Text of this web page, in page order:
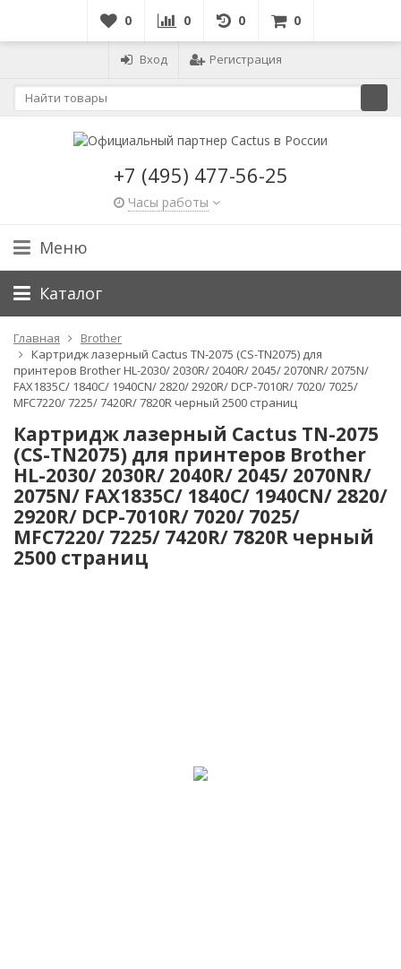
0 0 0 0
Вход Регистрация
+7 (495) 477-56-25
Часы работы
Меню
Каталог
Главная
Brother
Картридж лазерный Cactus TN-2075 (CS-TN2075) для
принтеров Brother HL-2030/ 2030R/ 2040R/ 2045/ 2070NR/ 2075N/
FAX1835C/ 1840C/ 1940CN/ 2820/ 2920R/ DCP-7010R/ 7020/ 7025/
MFC7220/ 7225/ 7420R/ 7820R черный 2500 страниц
Картридж лазерный Cactus TN-2075
(CS-TN2075) для принтеров Brother
HL-2030/ 2030R/ 2040R/ 2045/ 2070NR/
2075N/ FAX1835C/ 1840C/ 1940CN/ 2820/
2920R/ DCP-7010R/ 7020/ 7025/
MFC7220/ 7225/ 7420R/ 7820R черный
2500 страниц